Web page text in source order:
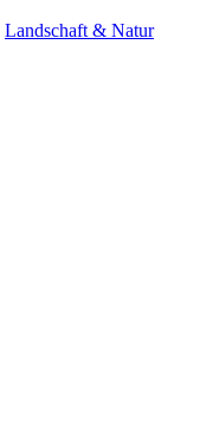
Landschaft & Natur